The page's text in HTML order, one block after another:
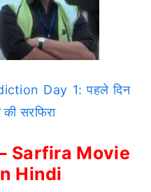
Day 1: पहले दिन
सरफिरा
– Sarfira Movie
Hindi